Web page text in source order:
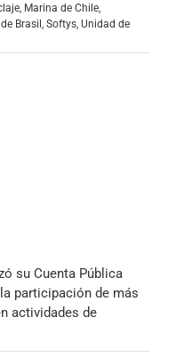
Marina de Chile
Brasil Softys Unidad de
su Cuenta Pública
participación de más
actividades de